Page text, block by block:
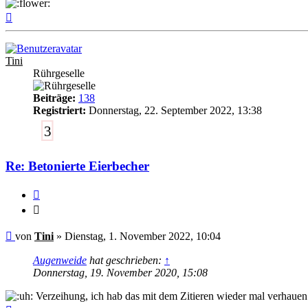
Tini
Rührgeselle
Beiträge: 138
Registriert: Donnerstag, 22. September 2022, 13:38
3
Re: Betonierte Eierbecher
Ungelesener
von Tini » Dienstag, 1. November 2022, 10:04
Augenweide hat geschrieben: ↑
Donnerstag, 19. November 2020, 15:08
Verzeihung, ich hab das mit dem Zitieren wieder mal